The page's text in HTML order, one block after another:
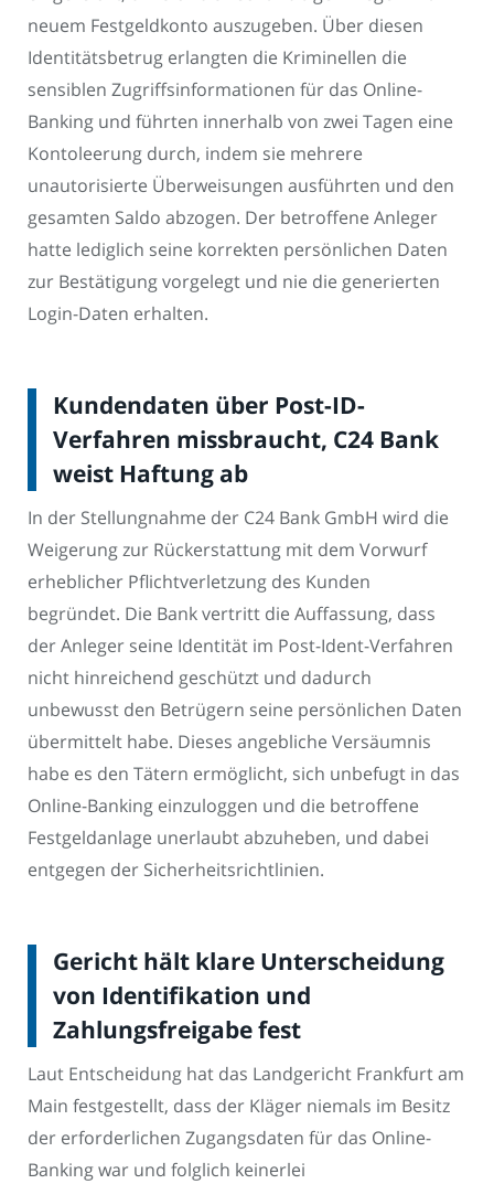
neuem Festgeldkonto auszugeben. Über diesen
Identitätsbetrug erlangten die Kriminellen die
sensiblen Zugriffsinformationen für das Online-
Banking und führten innerhalb von zwei Tagen eine
Kontoleerung durch, indem sie mehrere
unautorisierte Überweisungen ausführten und den
gesamten Saldo abzogen. Der betroffene Anleger
hatte lediglich seine korrekten persönlichen Daten
zur Bestätigung vorgelegt und nie die generierten
Login-Daten erhalten.
Kundendaten über Post-ID-
Verfahren missbraucht, C24 Bank
weist Haftung ab
In der Stellungnahme der C24 Bank GmbH wird die
Weigerung zur Rückerstattung mit dem Vorwurf
erheblicher Pflichtverletzung des Kunden
begründet. Die Bank vertritt die Auffassung, dass
der Anleger seine Identität im Post-Ident-Verfahren
nicht hinreichend geschützt und dadurch
unbewusst den Betrügern seine persönlichen Daten
übermittelt habe. Dieses angebliche Versäumnis
habe es den Tätern ermöglicht, sich unbefugt in das
Online-Banking einzuloggen und die betroffene
Festgeldanlage unerlaubt abzuheben, und dabei
entgegen der Sicherheitsrichtlinien.
Gericht hält klare Unterscheidung
von Identifikation und
Zahlungsfreigabe fest
Laut Entscheidung hat das Landgericht Frankfurt am
Main festgestellt, dass der Kläger niemals im Besitz
der erforderlichen Zugangsdaten für das Online-
Banking war und folglich keinerlei